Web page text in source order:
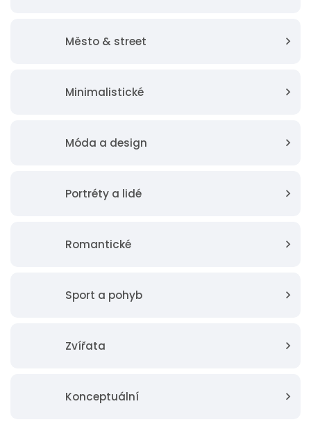
Město & street
Minimalistické
Móda a design
Portréty a lidé
Romantické
Sport a pohyb
Zvířata
Konceptuální